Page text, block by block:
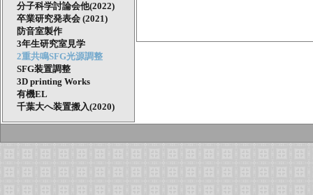
分子科学討論会他(2022)
卒業研究発表会 (2021)
防音室製作
3年生研究室見学
2重共鳴SFG光源調整
SFG装置調整
3D printing Works
有機EL
千葉大へ装置搬入(2020)